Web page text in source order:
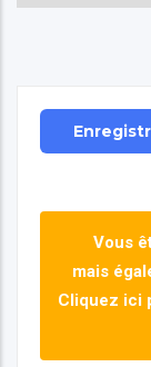
Vous
mais
Cliquez ici